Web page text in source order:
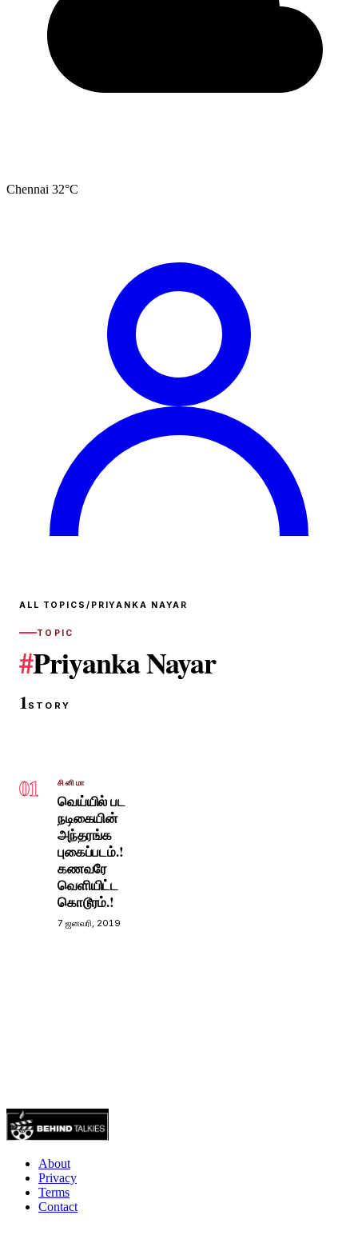
Chennai 32°C
ALL TOPICS / PRIYANKA NAYAR
TOPIC
#Priyanka Nayar
1STORY
01 சினிமா
வெய்யில் பட
நடிகையின்
அந்தரங்க
புகைப்படம்.!
கணவரே
வெளியிட்ட
கொடூரம்.!
7 ஜனவரி, 2019
About
Privacy
Terms
Contact